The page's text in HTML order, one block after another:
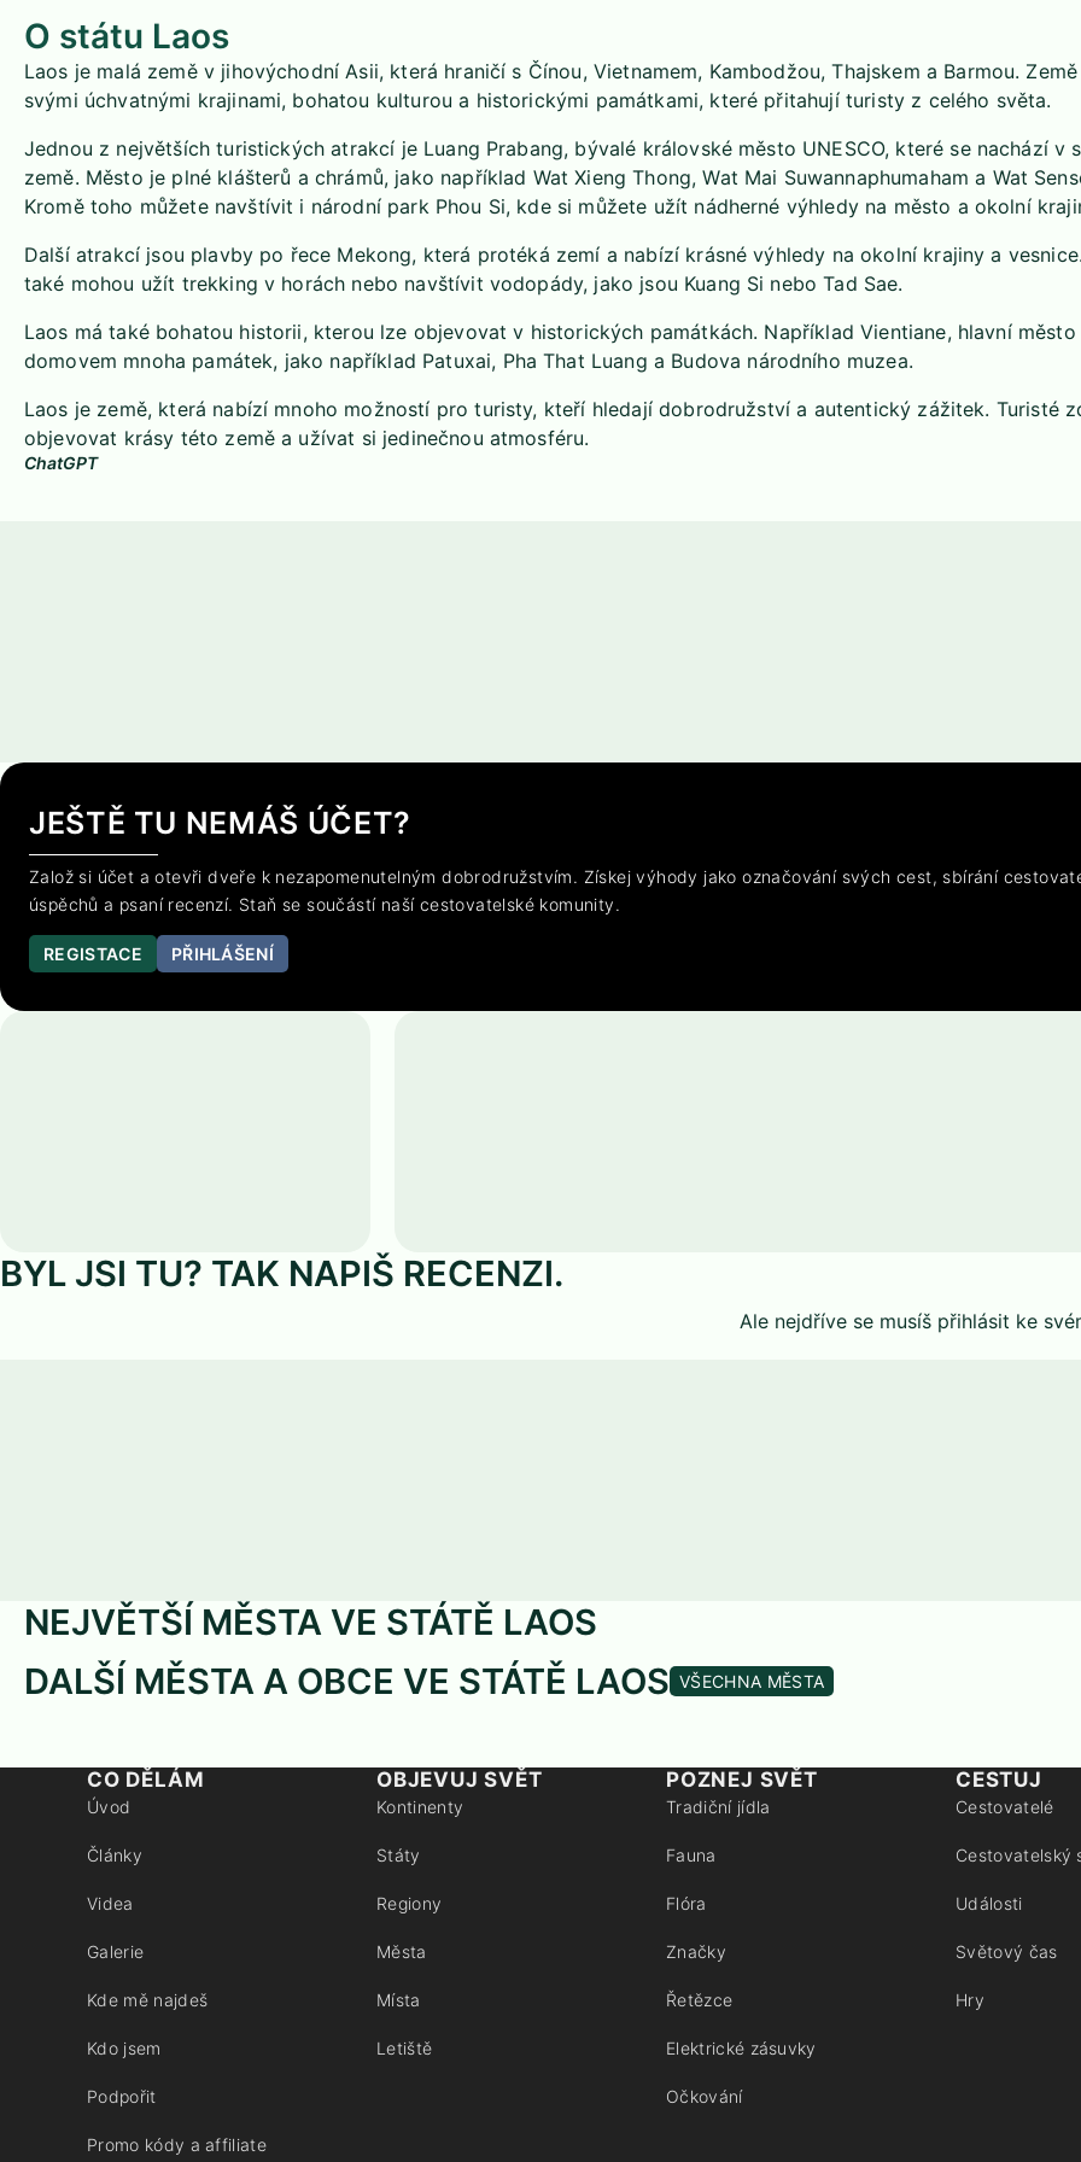
O státu Laos
Laos je malá země v jihovýchodní Asii, která hraničí s Čínou, Vietnamem, Kambodžou, Thajskem a Barmou.
svými úchvatnými krajinami, bohatou kulturou a historickými památkami, které přitahují turisty z celého světa.
Jednou z největších turistických atrakcí je Luang Prabang, bývalé královské město UNESCO, které se nachází v
země. Město je plné klášterů a chrámů, jako například Wat Xieng Thong, Wat Mai Suwannaphumaham a Wat
Kromě toho můžete navštívit i národní park Phou Si, kde si můžete užít nádherné výhledy na město a okolní
Další atrakcí jsou plavby po řece Mekong, která protéká zemí a nabízí krásné výhledy na okolní krajiny a
také mohou užít trekking v horách nebo navštívit vodopády, jako jsou Kuang Si nebo Tad Sae.
Laos má také bohatou historii, kterou lze objevovat v historických památkách. Například Vientiane, hlavní město
domovem mnoha památek, jako například Patuxai, Pha That Luang a Budova národního muzea.
Laos je země, která nabízí mnoho možností pro turisty, kteří hledají dobrodružství a autentický zážitek. Turisté
objevovat krásy této země a užívat si jedinečnou atmosféru.
ChatGPT
JEŠTĚ TU NEMÁŠ ÚČET?
Založ si účet a otevři dveře k nezapomenutelným dobrodružstvím. Získej výhody jako označování svých cest, sbírání
úspěchů a psaní recenzí. Staň se součástí naší cestovatelské komunity.
REGISTACE PŘIHLÁŠENÍ
BYL JSI TU? TAK NAPIŠ RECENZI.
Ale nejdříve se musíš přihlásit ke
NEJVĚTŠÍ MĚSTA VE STÁTĚ LAOS
DALŠÍ MĚSTA A OBCE VE STÁTĚ LAOS VŠECHNA MĚSTA
CO DĚLÁM
Úvod
Články
Videa
Galerie
Kde mě najdeš
Kdo jsem
Podpořit
Promo kódy a affiliate
OBJEVUJ SVĚT
Kontinenty
Státy
Regiony
Města
Místa
Letiště
POZNEJ SVĚT
Tradiční jídla
Fauna
Flóra
Značky
Řetězce
Elektrické zásuvky
Očkování
CESTUJ
Cestovatelé
Cestovatelský
Události
Světový čas
Hry